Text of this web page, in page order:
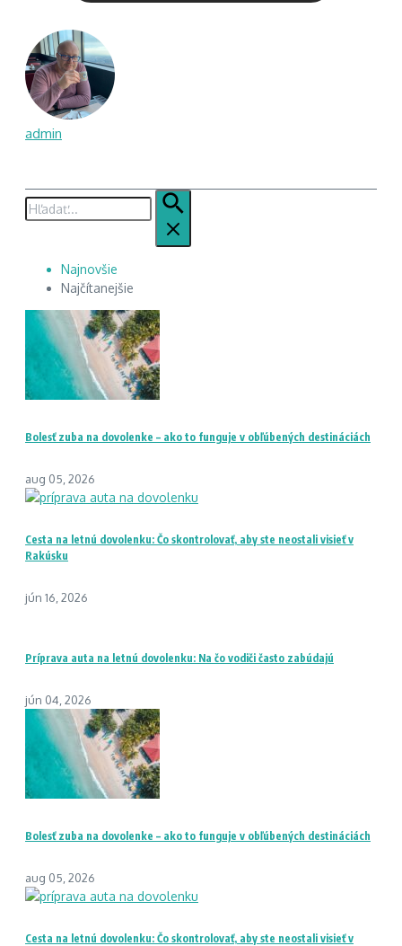
admin
Hľadať:
Najnovšie
Najčítanejšie
Bolesť zuba na dovolenke – ako to funguje v obľúbených destináciách
aug 05, 2026
Cesta na letnú dovolenku: Čo skontrolovať, aby ste neostali visieť v
Rakúsku
jún 16, 2026
Príprava auta na letnú dovolenku: Na čo vodiči často zabúdajú
jún 04, 2026
Bolesť zuba na dovolenke – ako to funguje v obľúbených destináciách
aug 05, 2026
Cesta na letnú dovolenku: Čo skontrolovať, aby ste neostali visieť v